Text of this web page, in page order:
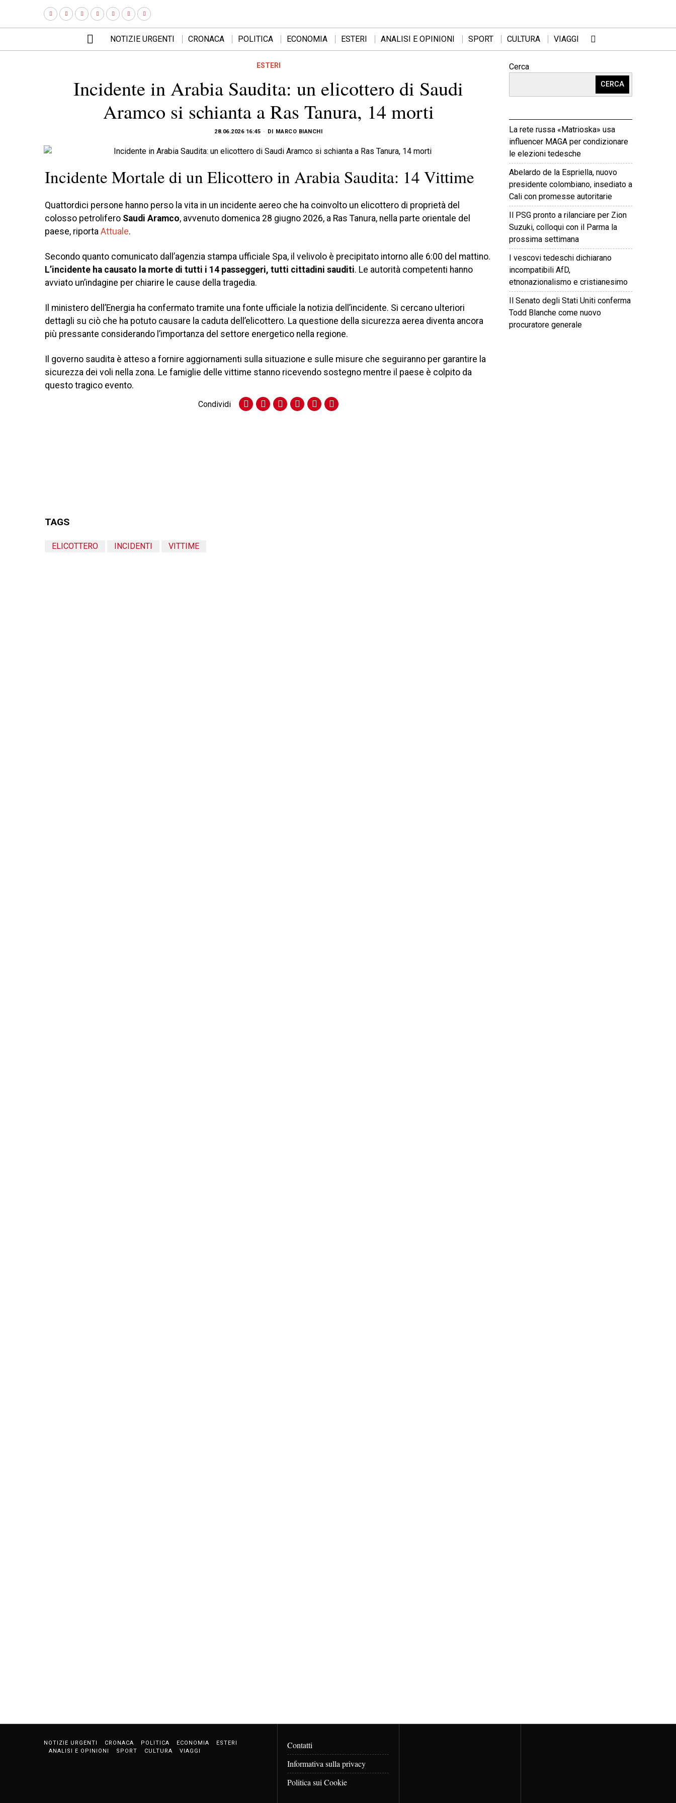
NOTIZIE URGENTI CRONACA POLITICA ECONOMIA ESTERI ANALISI E OPINIONI SPORT CULTURA VIAGGI
ESTERI
Incidente in Arabia Saudita: un elicottero di Saudi
Aramco si schianta a Ras Tanura, 14 morti
28.06.2026 16:45 DI MARCO BIANCHI
Incidente Mortale di un Elicottero in Arabia Saudita: 14 Vittime
Quattordici persone hanno perso la vita in un incidente aereo che ha coinvolto un elicottero di proprietà del
colosso petrolifero Saudi Aramco, avvenuto domenica 28 giugno 2026, a Ras Tanura, nella parte orientale del
paese, riporta Attuale.
Secondo quanto comunicato dall’agenzia stampa ufficiale Spa, il velivolo è precipitato intorno alle 6:00 del mattino.
L’incidente ha causato la morte di tutti i 14 passeggeri, tutti cittadini sauditi. Le autorità competenti hanno
avviato un’indagine per chiarire le cause della tragedia.
Il ministero dell’Energia ha confermato tramite una fonte ufficiale la notizia dell’incidente. Si cercano ulteriori
dettagli su ciò che ha potuto causare la caduta dell’elicottero. La questione della sicurezza aerea diventa ancora
più pressante considerando l’importanza del settore energetico nella regione.
Il governo saudita è atteso a fornire aggiornamenti sulla situazione e sulle misure che seguiranno per garantire la
sicurezza dei voli nella zona. Le famiglie delle vittime stanno ricevendo sostegno mentre il paese è colpito da
questo tragico evento.
Condividi
TAGS
ELICOTTERO INCIDENTI VITTIME
Cerca
CERCA
La rete russa «Matrioska» usa
influencer MAGA per condizionare
le elezioni tedesche
Abelardo de la Espriella, nuovo
presidente colombiano, insediato a
Cali con promesse autoritarie
Il PSG pronto a rilanciare per Zion
Suzuki, colloqui con il Parma la
prossima settimana
I vescovi tedeschi dichiarano
incompatibili AfD,
etnonazionalismo e cristianesimo
Il Senato degli Stati Uniti conferma
Todd Blanche come nuovo
procuratore generale
NOTIZIE URGENTI CRONACA POLITICA ECONOMIA
ESTERI
ANALISI E OPINIONI
SPORT CULTURA VIAGGI
Contatti
Informativa sulla privacy
Politica sui Cookie